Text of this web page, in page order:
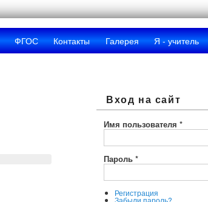
ФГОС Контакты Галерея Я - учитель
Вход на сайт
Имя пользователя *
Пароль *
Регистрация
Забыли пароль?